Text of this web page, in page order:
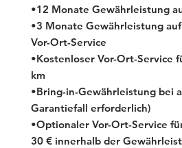
•12 Monate Gewährleistung
•3 Monate Gewährleistung
Vor-Ort-Service
•Kostenloser Vor-Ort-Service
km
•Bring-in-Gewährleistung bei
Garantiefall erforderlich)
•Optionaler Vor-Ort-Service
30 € innerhalb der